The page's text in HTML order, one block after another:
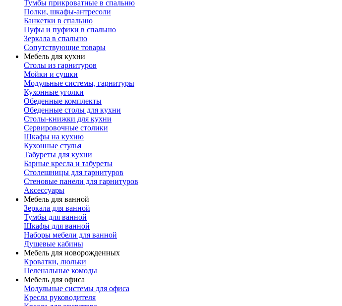
Тумбы прикроватные в спальню
Полки, шкафы-антресоли
Банкетки в спальню
Пуфы и пуфики в спальню
Зеркала в спальню
Сопутствующие товары
Мебель для кухни
Столы из гарнитуров
Мойки и сушки
Модульные системы, гарнитуры
Кухонные уголки
Обеденные комплекты
Обеденные столы для кухни
Столы-книжки для кухни
Сервировочные столики
Шкафы на кухню
Кухонные стулья
Табуреты для кухни
Барные кресла и табуреты
Столешницы для гарнитуров
Стеновые панели для гарнитуров
Аксессуары
Мебель для ванной
Зеркала для ванной
Тумбы для ванной
Шкафы для ванной
Наборы мебели для ванной
Душевые кабины
Мебель для новорожденных
Кроватки, люльки
Пеленальные комоды
Мебель для офиса
Модульные системы для офиса
Кресла руководителя